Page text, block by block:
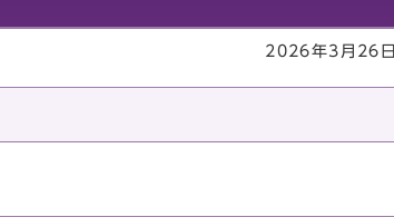
2026年3月26日